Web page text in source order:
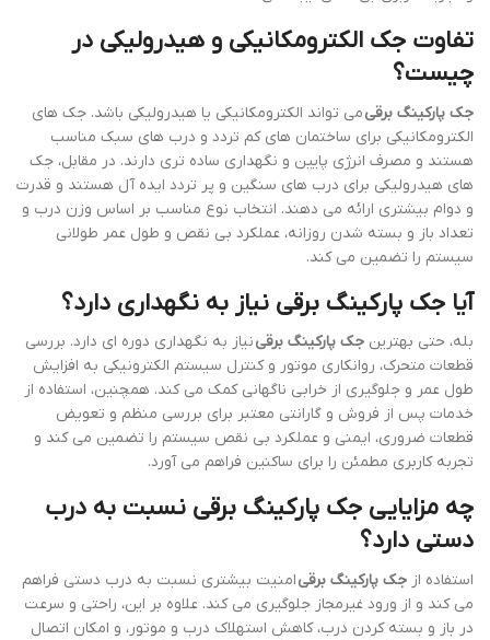
تفاوت جک الکترومکانیکی و هیدرولیکی در
چیست؟
جک پارکینگ برقیمی تواند الکترومکانیکی یا هیدرولیکی باشد. جک های
الکترومکانیکی برای ساختمان های کم تردد و درب های سبک مناسب
هستند و مصرف انرژی پایین و نگهداری ساده تری دارند. در مقابل، جک
های هیدرولیکی برای درب های سنگین و پر تردد ایده آل هستند و قدرت
و دوام بیشتری ارائه می دهند. انتخاب نوع مناسب بر اساس وزن درب و
تعداد باز و بسته شدن روزانه، عملکرد بی نقص و طول عمر طولانی
سیستم را تضمین می کند.
آیا جک پارکینگ برقی نیاز به نگهداری دارد؟
بله، حتی بهترین جک پارکینگ برقینیاز به نگهداری دوره ای دارد. بررسی
قطعات متحرک، روانکاری موتور و کنترل سیستم الکترونیکی به افزایش
طول عمر و جلوگیری از خرابی ناگهانی کمک می کند. همچنین، استفاده از
خدمات پس از فروش و گارانتی معتبر برای بررسی منظم و تعویض
قطعات ضروری، ایمنی و عملکرد بی نقص سیستم را تضمین می کند و
تجربه کاربری مطمئن را برای ساکنین فراهم می آورد.
چه مزایایی جک پارکینگ برقی نسبت به درب
دستی دارد؟
استفاده از جک پارکینگ برقیامنیت بیشتری نسبت به درب دستی فراهم
می کند و از ورود غیرمجاز جلوگیری می کند. علاوه بر این، راحتی و سرعت
در باز و بسته کردن درب، کاهش استهلاک درب و موتور، و امکان اتصال